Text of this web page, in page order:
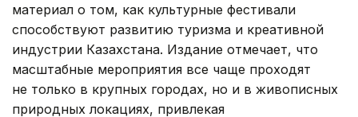
материал о том, как культурные фестивали
способствуют развитию туризма и креативной
индустрии Казахстана. Издание отмечает, что
масштабные мероприятия все чаще проходят
не только в крупных городах, но и в живописных
природных локациях, привлекая